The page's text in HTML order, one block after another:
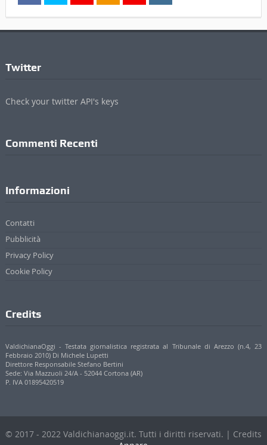
Twitter
Check your twitter API's keys
Commenti Recenti
Informazioni
Contatti
Pubblicità
Privacy Policy
Cookie Policy
Credits
ValdichianaOggi - Testata giornalistica registrata al Tribunale di Arezzo (n.4, 23
Febbraio 2010) Di Michele Lupetti
Direttore Responsabile Stefano Bertini
Sede: Via Mazzuoli 24/A - 52044 Cortona (AR)
P. IVA 01895420519
© 2017 - 2022 Valdichianaoggi.it. Tutti i diritti riservati. | Credits